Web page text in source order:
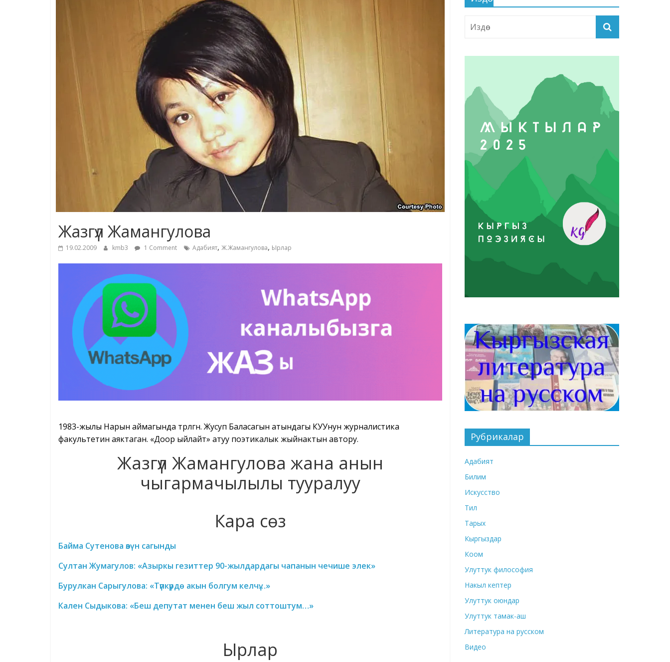
Жазгүл Жамангулова
19.02.2009 kmb3 1 Comment Адабият, Ж.Жамангулова, Ырлар
1983-жылы Нарын аймагында төрөлгөн. Жусуп Баласагын атындагы КУУнун журналистика
факультетин аяктаган. «Доор ыйлайт» атуу поэтикалык жыйнактын автору.
Жазгүл Жамангулова жана анын
чыгармачылылы тууралуу
Кара сөз
Байма Сутенова өзүн сагынды
Султан Жумагулов: «Азыркы гезиттер 90-жылдардагы чапанын чечише элек»
Бурулкан Сарыгулова: «Түпкүрдө акын болгум келчү…»
Кален Сыдыкова: «Беш депутат менен беш жыл соттоштум…»
Ырлар
Рубрикалар
Адабият
Билим
Искусство
Тил
Тарых
Кыргыздар
Коом
Улуттук философия
Накыл кептер
Улуттук оюндар
Улуттук тамак-аш
Литература на русском
Видео